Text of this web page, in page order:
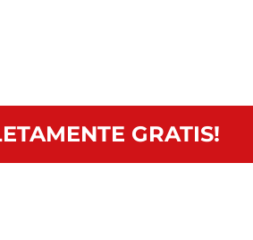
GRATIS!